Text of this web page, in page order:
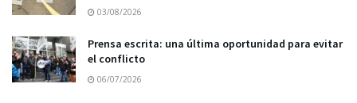
03/08/2026
Prensa escrita: una última oportunidad para evitar
el conflicto
06/07/2026